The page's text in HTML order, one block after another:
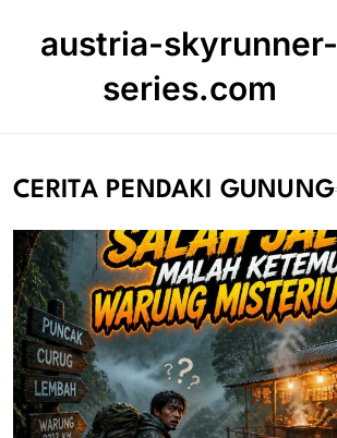
austria-skyrunner-
series.com
CERITA PENDAKI GUNUNG